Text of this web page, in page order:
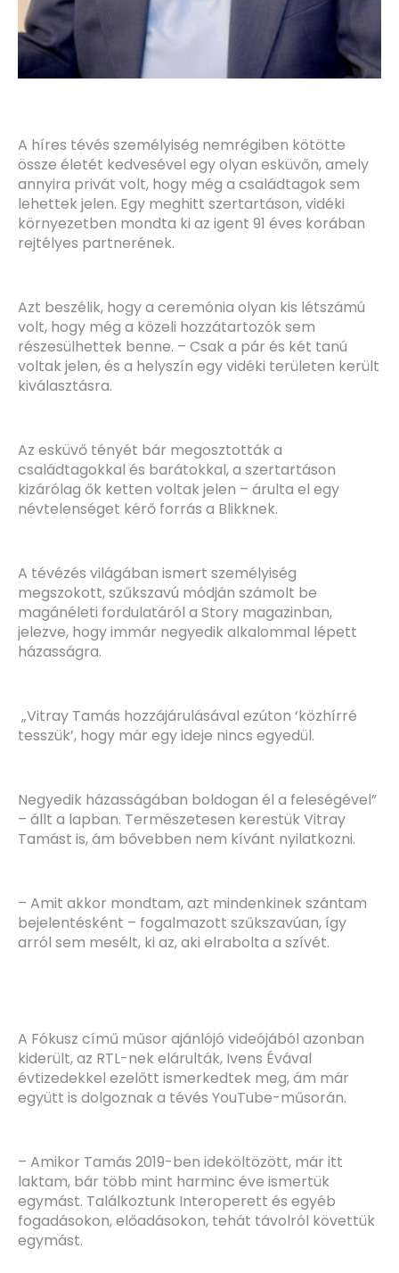
A híres tévés személyiség nemrégiben kötötte
össze életét kedvesével egy olyan esküvőn, amely
annyira privát volt, hogy még a családtagok sem
lehettek jelen. Egy meghitt szertartáson, vidéki
környezetben mondta ki az igent 91 éves korában
rejtélyes partnerének.
Azt beszélik, hogy a ceremónia olyan kis létszámú
volt, hogy még a közeli hozzátartozók sem
részesülhettek benne. – Csak a pár és két tanú
voltak jelen, és a helyszín egy vidéki területen került
kiválasztásra.
Az esküvő tényét bár megosztották a
családtagokkal és barátokkal, a szertartáson
kizárólag ők ketten voltak jelen – árulta el egy
névtelenséget kérő forrás a Blikknek.
A tévézés világában ismert személyiség
megszokott, szűkszavú módján számolt be
magánéleti fordulatáról a Story magazinban,
jelezve, hogy immár negyedik alkalommal lépett
házasságra.
„Vitray Tamás hozzájárulásával ezúton ‘közhírré
tesszük’, hogy már egy ideje nincs egyedül.
Negyedik házasságában boldogan él a feleségével”
– állt a lapban. Természetesen kerestük Vitray
Tamást is, ám bővebben nem kívánt nyilatkozni.
– Amit akkor mondtam, azt mindenkinek szántam
bejelentésként – fogalmazott szűkszavúan, így
arról sem mesélt, ki az, aki elrabolta a szívét.
A Fókusz című műsor ajánlójó videójából azonban
kiderült, az RTL-nek elárulták, Ivens Évával
évtizedekkel ezelőtt ismerkedtek meg, ám már
együtt is dolgoznak a tévés YouTube-műsorán.
– Amikor Tamás 2019-ben ideköltözött, már itt
laktam, bár több mint harminc éve ismertük
egymást. Találkoztunk Interoperett és egyéb
fogadásokon, előadásokon, tehát távolról követtük
egymást.